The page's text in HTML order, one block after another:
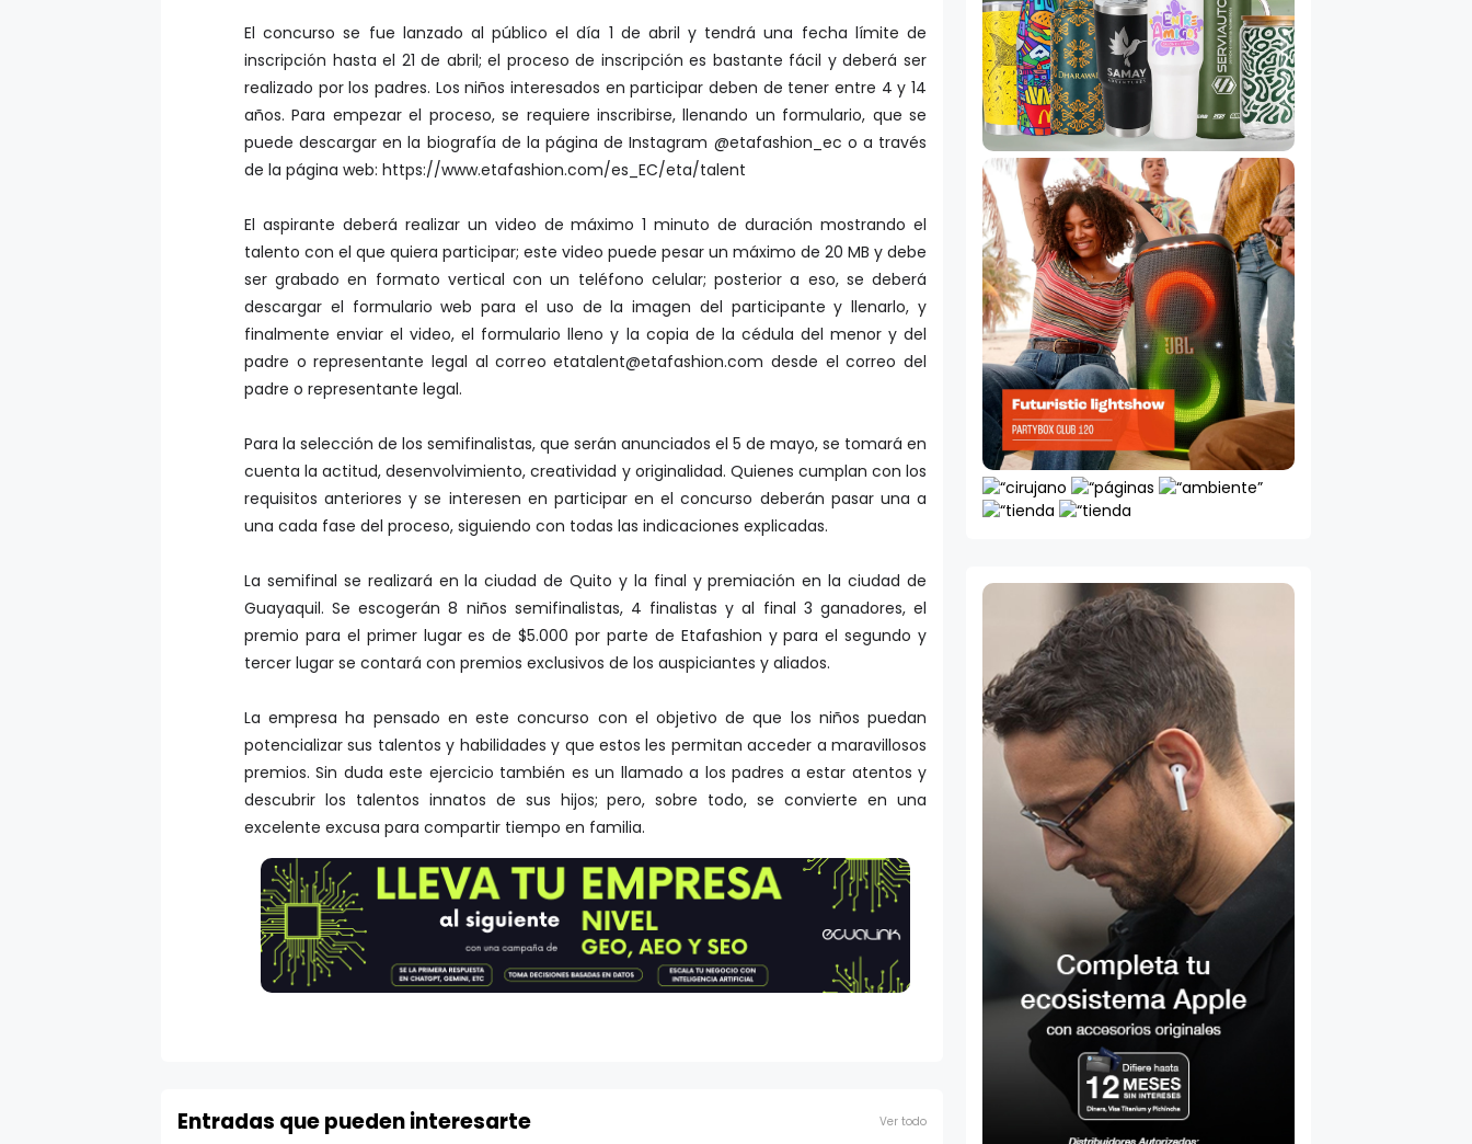
El concurso se fue lanzado al público el día 1 de abril y tendrá una fecha límite de
inscripción hasta el 21 de abril; el proceso de inscripción es bastante fácil y deberá ser
realizado por los padres. Los niños interesados en participar deben de tener entre 4 y 14
años. Para empezar el proceso, se requiere inscribirse, llenando un formulario, que se
puede descargar en la biografía de la página de Instagram @etafashion_ec o a través
de la página web: https://www.etafashion.com/es_EC/eta/talent
El aspirante deberá realizar un video de máximo 1 minuto de duración mostrando el
talento con el que quiera participar; este video puede pesar un máximo de 20 MB y debe
ser grabado en formato vertical con un teléfono celular; posterior a eso, se deberá
descargar el formulario web para el uso de la imagen del participante y llenarlo, y
finalmente enviar el video, el formulario lleno y la copia de la cédula del menor y del
padre o representante legal al correo etatalent@etafashion.com desde el correo del
padre o representante legal.
Para la selección de los semifinalistas, que serán anunciados el 5 de mayo, se tomará en
cuenta la actitud, desenvolvimiento, creatividad y originalidad. Quienes cumplan con los
requisitos anteriores y se interesen en participar en el concurso deberán pasar una a
una cada fase del proceso, siguiendo con todas las indicaciones explicadas.
La semifinal se realizará en la ciudad de Quito y la final y premiación en la ciudad de
Guayaquil. Se escogerán 8 niños semifinalistas, 4 finalistas y al final 3 ganadores, el
premio para el primer lugar es de $5.000 por parte de Etafashion y para el segundo y
tercer lugar se contará con premios exclusivos de los auspiciantes y aliados.
La empresa ha pensado en este concurso con el objetivo de que los niños puedan
potencializar sus talentos y habilidades y que estos les permitan acceder a maravillosos
premios. Sin duda este ejercicio también es un llamado a los padres a estar atentos y
descubrir los talentos innatos de sus hijos; pero, sobre todo, se convierte en una
excelente excusa para compartir tiempo en familia.
Entradas que pueden interesarte Ver todo